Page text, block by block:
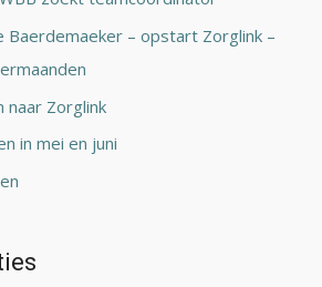
Baerdemaeker – opstart Zorglink –
naar Zorglink
in mei en juni